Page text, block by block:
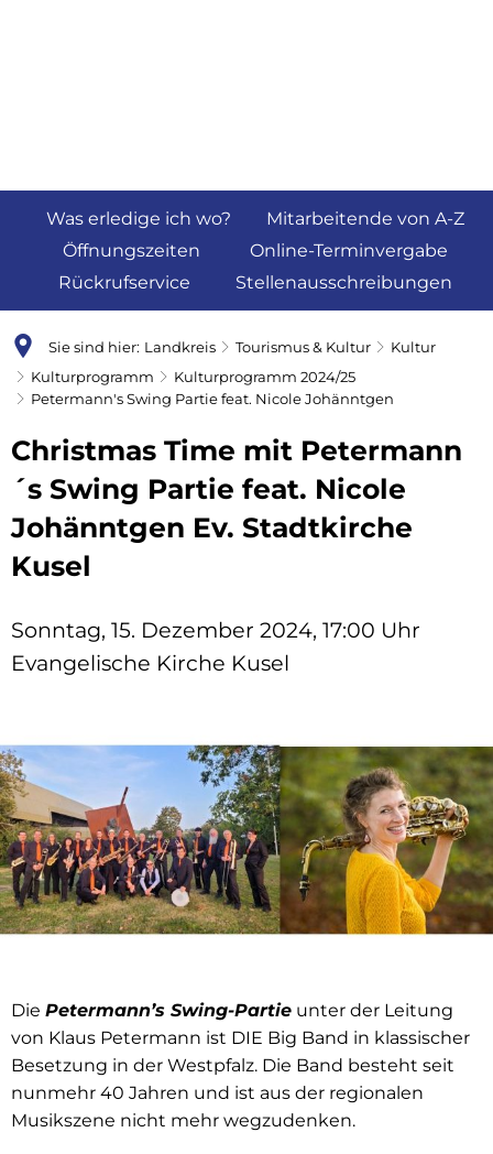
Was erledige ich wo?
Mitarbeitende von A-Z
Öffnungszeiten
Online-Terminvergabe
Rückrufservice
Stellenausschreibungen
Sie sind hier: Landkreis Tourismus & Kultur
Kultur
Kulturprogramm
Kulturprogramm 2024/25
Petermann's Swing Partie feat. Nicole Johänntgen
Christmas Time mit Petermann
´s Swing Partie feat. Nicole
Johänntgen Ev. Stadtkirche
Kusel
Sonntag, 15. Dezember 2024, 17:00 Uhr
Evangelische Kirche Kusel
Die Petermann’s Swing-Partie unter der Leitung
von Klaus Petermann ist DIE Big Band in klassischer
Besetzung in der Westpfalz. Die Band besteht seit
nunmehr 40 Jahren und ist aus der regionalen
Musikszene nicht mehr wegzudenken.